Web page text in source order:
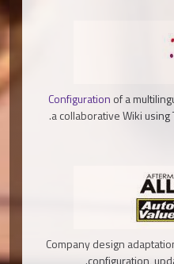
Configuration of a
a collaborative Wiki
Company design
configuration,